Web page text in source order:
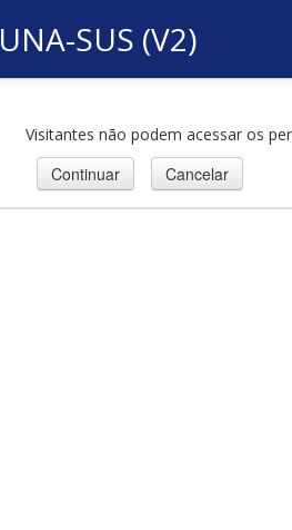
UNA-SUS (V2)
Visitantes não podem acessar os